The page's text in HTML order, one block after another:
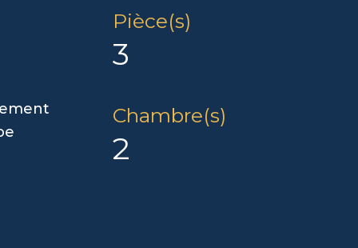
Pièce(s)
3
Chambre(s)
2